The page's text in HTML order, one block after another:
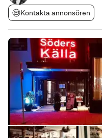
Kontakta annonsören